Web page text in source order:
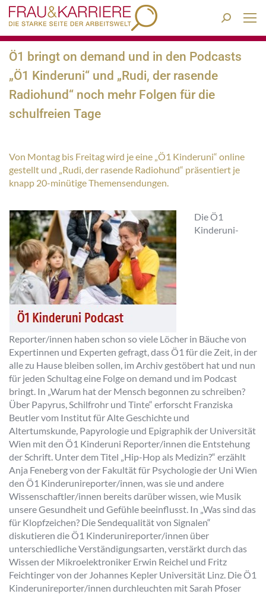
Search:
Ö1 bringt on demand und in den Podcasts
„Ö1 Kinderuni“ und „Rudi, der rasende
Radiohund“ noch mehr Folgen für die
schulfreien Tage
Von Montag bis Freitag wird je eine „Ö1 Kinderuni“ online
gestellt und „Rudi, der rasende Radiohund“ präsentiert je
knapp 20-minütige Themensendungen.
Die Ö1
Kinderuni-
Reporter/innen haben schon so viele Löcher in Bäuche von
Expertinnen und Experten gefragt, dass Ö1 für die Zeit, in der
alle zu Hause bleiben sollen, im Archiv gestöbert hat und nun
für jeden Schultag eine Folge on demand und im Podcast
bringt. In „Warum hat der Mensch begonnen zu schreiben?
Über Papyrus, Schilfrohr und Tinte“ erforscht Franziska
Beutler vom Institut für Alte Geschichte und
Altertumskunde, Papyrologie und Epigraphik der Universität
Wien mit den Ö1 Kinderuni Reporter/innen die Entstehung
der Schrift. Unter dem Titel „Hip-Hop als Medizin?“ erzählt
Anja Feneberg von der Fakultät für Psychologie der Uni Wien
den Ö1 Kinderunireporter/innen, was sie und andere
Wissenschaftler/innen bereits darüber wissen, wie Musik
unsere Gesundheit und Gefühle beeinflusst. In „Was sind das
für Klopfzeichen? Die Sendequalität von Signalen“
diskutieren die Ö1 Kinderunireporter/innen über
unterschiedliche Verständigungsarten, verstärkt durch das
Wissen der Mikroelektroniker Erwin Reichel und Fritz
Feichtinger von der Johannes Kepler Universität Linz. Die Ö1
Kinderunireporter/innen durchleuchten mit Sarah Pfoser